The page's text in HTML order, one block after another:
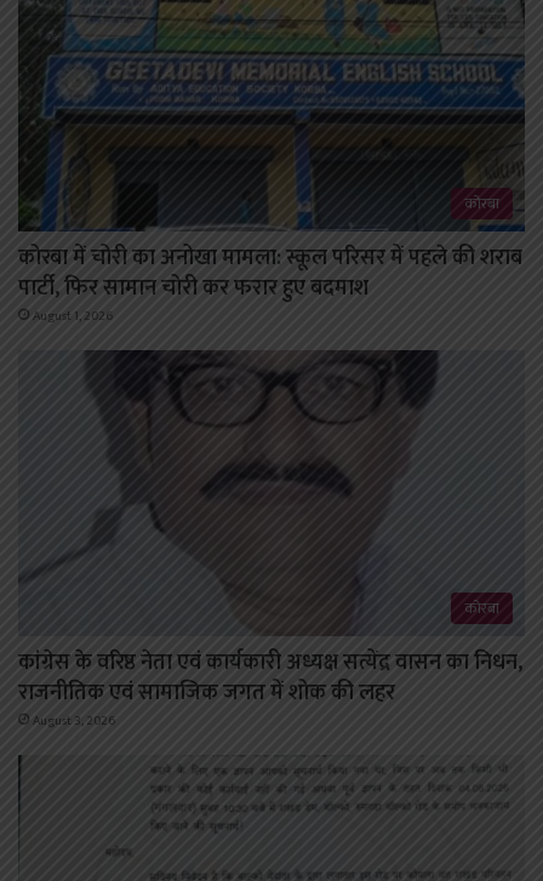
कोरबा
कोरबा में चोरी का अनोखा मामला: स्कूल परिसर में पहले की शराब
पार्टी, फिर सामान चोरी कर फरार हुए बदमाश
August 1, 2026
कोरबा
कांग्रेस के वरिष्ठ नेता एवं कार्यकारी अध्यक्ष सत्येंद्र वासन का निधन,
राजनीतिक एवं सामाजिक जगत में शोक की लहर
August 3, 2026